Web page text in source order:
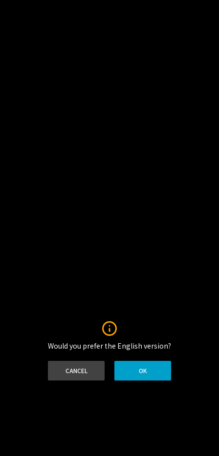
Would you prefer the English version?
CANCEL OK
No supported media sources